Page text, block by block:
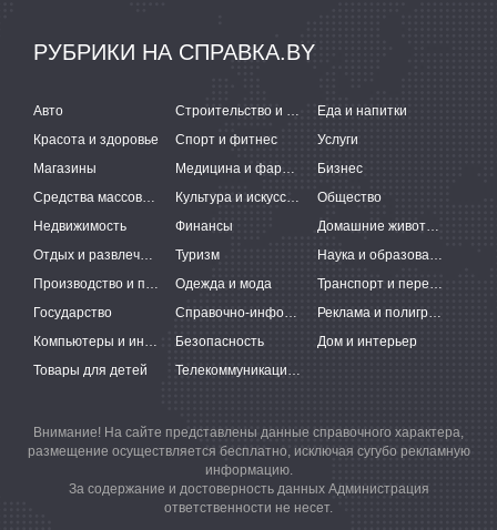
РУБРИКИ НА СПРАВКА.BY
Авто Строительство и ремонт
Еда и напитки
Красота и здоровье
Спорт и фитнес
Услуги
Магазины
Медицина и фармацевтика
Бизнес
Средства массовой информации
Культура и искусство
Общество
Недвижимость
Финансы
Домашние животные
Отдых и развлечения
Туризм
Наука и образование
Производство и поставки
Одежда и мода
Транспорт и перевозки
Государство
Справочно-информационные системы
Реклама и полиграфия
Компьютеры и интернет
Безопасность
Дом и интерьер
Товары для детей
Телекоммуникации и связь
Внимание! На сайте представлены данные справочного характера,
размещение осуществляется бесплатно, исключая сугубо рекламную
информацию.
За содержание и достоверность данных Администрация
ответственности не несет.